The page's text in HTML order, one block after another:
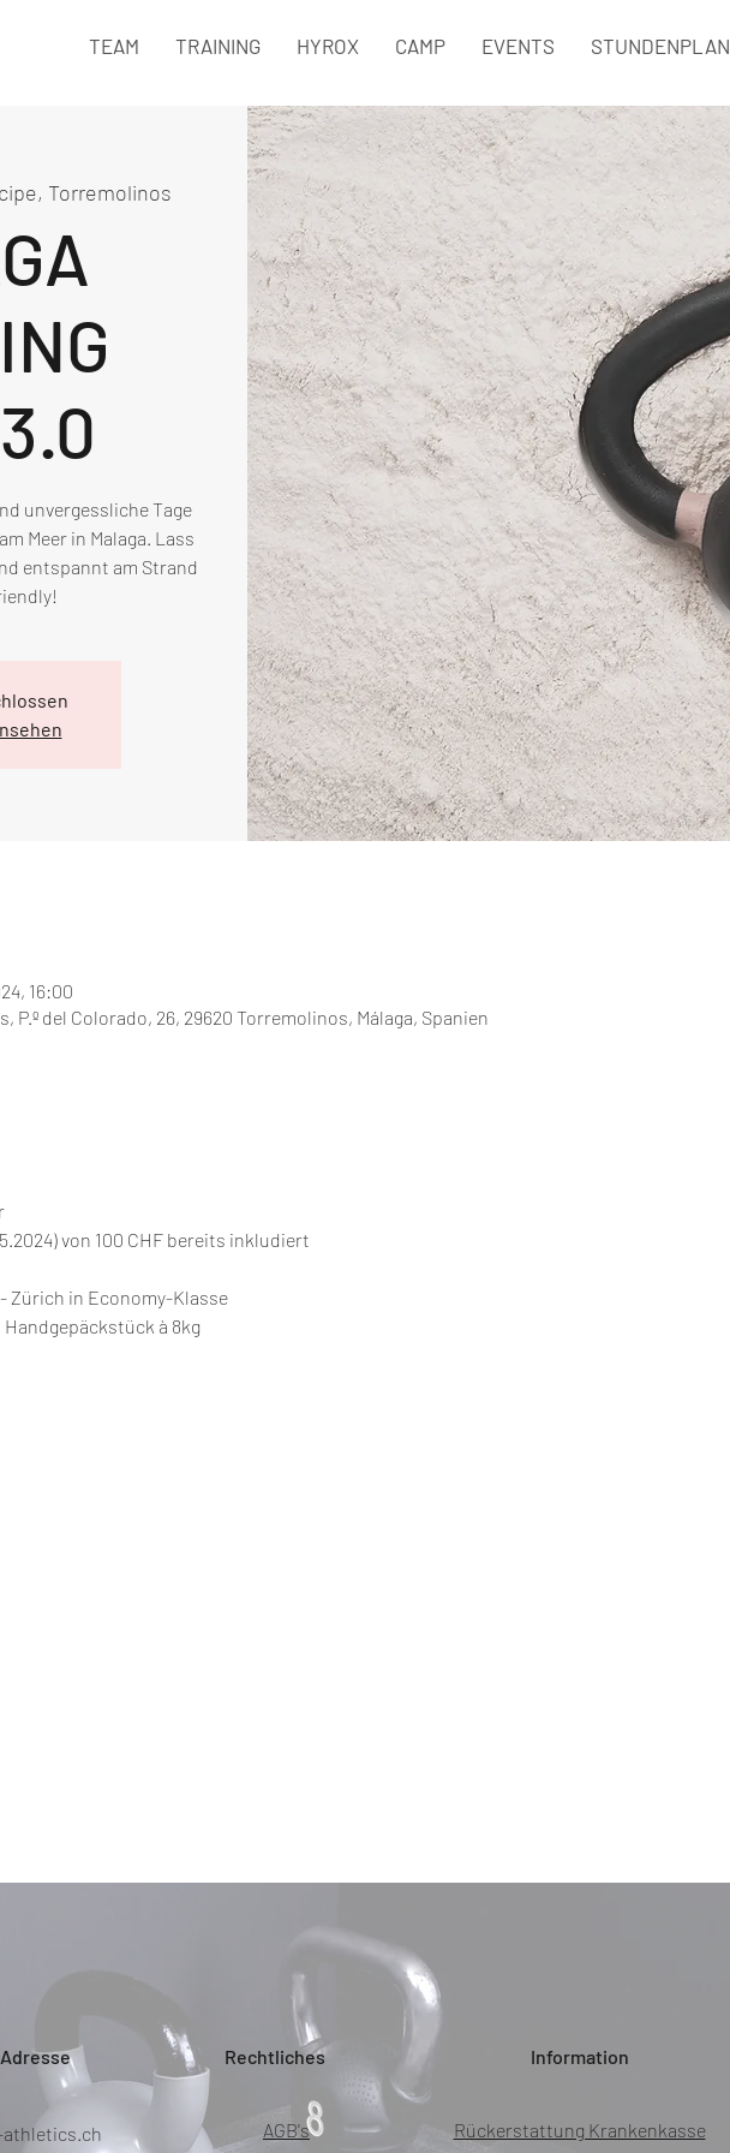
TEAM TRAINING HYROX CAMP EVENTS STUNDENPLAN
Torremolinos
unvergessliche Tage
Meer in Malaga. Lass
entspannt am Strand
16:00
P.º del Colorado, 26, 29620 Torremolinos, Málaga, Spanien
von 100 CHF bereits inkludiert
Zürich in Economy-Klasse
Handgepäckstück à 8kg
Rechtliches Information
athletics.ch AGB's Rückerstattung Krankenkasse